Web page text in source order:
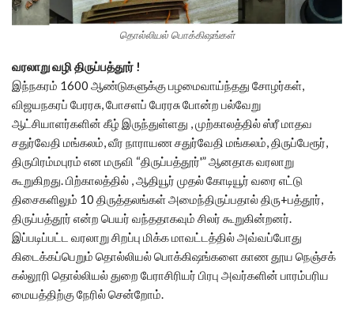
தொல்லியல் பொக்கிஷங்கள்
வரலாறு வழி திருப்பத்தூர் !
இந்நகரம் 1600 ஆண்டுகளுக்கு பழமைவாய்ந்தது சோழர்கள்,
விஜயநகரப் பேரரசு, போசளப் பேரரசு போன்ற பல்வேறு
ஆட்சியாளர்களின் கீழ் இருந்துள்ளது , முற்காலத்தில் ஸ்ரீ மாதவ
சதுர்வேதி மங்கலம், வீர நாராயண சதுர்வேதி மங்கலம், திருப்பேரூர்,
திருபிரம்மபுரம் என மருவி “திருப்பத்தூர்'” ஆனதாக வரலாறு
கூறுகிறது. பிற்காலத்தில் , ஆதியூர் முதல் கோடியூர் வரை எட்டு
திசைகளிலும் 10 திருத்தலங்கள் அமைந்திருப்பதால் திரு+பத்தூர்,
திருப்பத்தூர் என்ற பெயர் வந்ததாகவும் சிலர் கூறுகின்றனர்.
இப்படிப்பட்ட வரலாறு சிறப்பு மிக்க மாவட்டத்தில் அவ்வப்போது
கிடைக்கப்பெறும் தொல்லியல் பொக்கிஷங்களை காண தூய நெஞ்சக்
கல்லூரி தொல்லியல் துறை பேராசிரியர் பிரபு அவர்களின் பாரம்பரிய
மையத்திற்கு நேரில் சென்றோம்.